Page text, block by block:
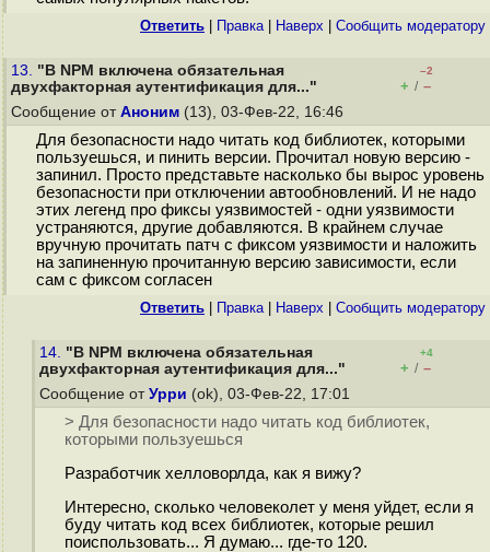
Ответить Правка| Наверх Cообщить модератору
13. "В NPM включена обязательная
двухфакторная аутентификация для..."
–2
+ / –
Сообщение от Аноним (13), 03-Фев-22, 16:46
Для безопасности надо читать код библиотек, которыми
пользуешься, и пинить версии. Прочитал новую версию -
запинил. Просто представьте насколько бы вырос уровень
безопасности при отключении автообновлений. И не надо
этих легенд про фиксы уязвимостей - одни уязвимости
устраняются, другие добавляются. В крайнем случае
вручную прочитать патч с фиксом уязвимости и наложить
на запиненную прочитанную версию зависимости, если
сам с фиксом согласен
Ответить Правка| Наверх Cообщить модератору
14. "В NPM включена обязательная
двухфакторная аутентификация для..."
+4
+ / –
Сообщение от Урри (ok), 03-Фев-22, 17:01
> Для безопасности надо читать код библиотек,
которыми пользуешься
Разработчик хелловорлда, как я вижу?
Интересно, сколько человеколет у меня уйдет, если я
буду читать код всех библиотек, которые решил
поиспользовать... Я думаю... где-то 120.